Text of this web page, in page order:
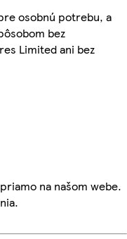
osobnú potrebu, a
bez
Limited ani bez
na našom webe.